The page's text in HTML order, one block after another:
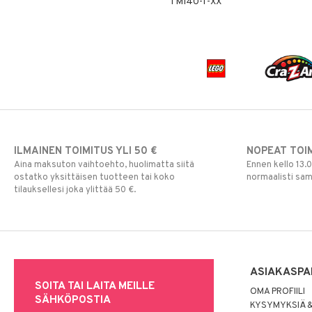
ILMAINEN TOIMITUS YLI 50 €
Aina maksuton vaihtoehto, huolimatta siitä
ostatko yksittäisen tuotteen tai koko
tilauksellesi joka ylittää 50 €.
NOPEAT
Ennen kello
normaalisti
SOITA TAI LAITA MEILLE
SÄHKÖPOSTIA
OMA PROFIILI
KYSYMYKSIÄ